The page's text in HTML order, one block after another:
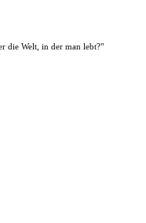
die Welt, in der man lebt?"